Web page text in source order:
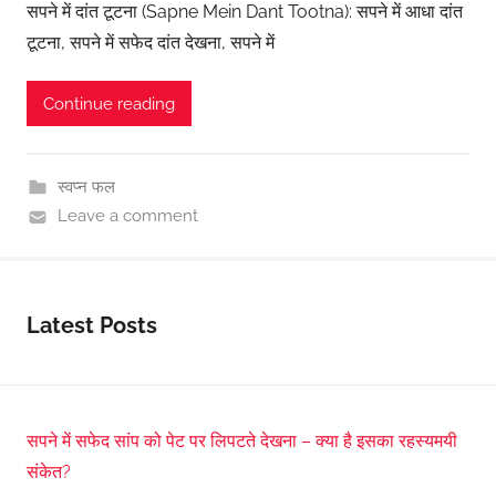
सपने में दांत टूटना (Sapne Mein Dant Tootna): सपने में आधा दांत
टूटना, सपने में सफेद दांत देखना, सपने में
Continue reading
स्वप्न फल
Leave a comment
Latest Posts
सपने में सफेद सांप को पेट पर लिपटते देखना – क्या है इसका रहस्यमयी
संकेत?